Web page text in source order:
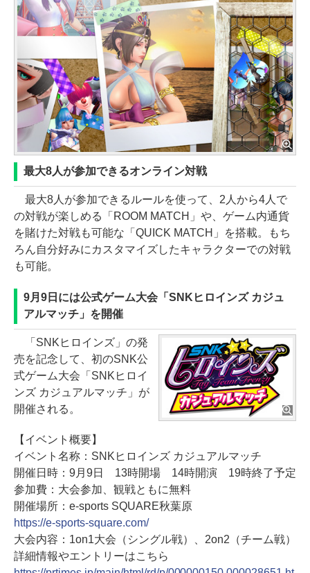
最大8人が参加できるオンライン対戦
最大8人が参加できるルールを使って、2人から4人で
の対戦が楽しめる「ROOM MATCH」や、ゲーム内通貨
を賭けた対戦も可能な「QUICK MATCH」を搭載。もち
ろん自分好みにカスタマイズしたキャラクターでの対戦
も可能。
9月9日には公式ゲーム大会「SNKヒロインズ カジュ
アルマッチ」を開催
「SNKヒロインズ」の発
売を記念して、初のSNK公
式ゲーム大会「SNKヒロイ
ンズ カジュアルマッチ」が
開催される。
【イベント概要】
イベント名称：SNKヒロインズ カジュアルマッチ
開催日時：9月9日 13時開場 14時開演 19時終了予定
参加費：大会参加、観戦ともに無料
開催場所：e-sports SQUARE秋葉原
https://e-sports-square.com/
大会内容：1on1大会（シングル戦）、2on2（チーム戦）
詳細情報やエントリーはこちら